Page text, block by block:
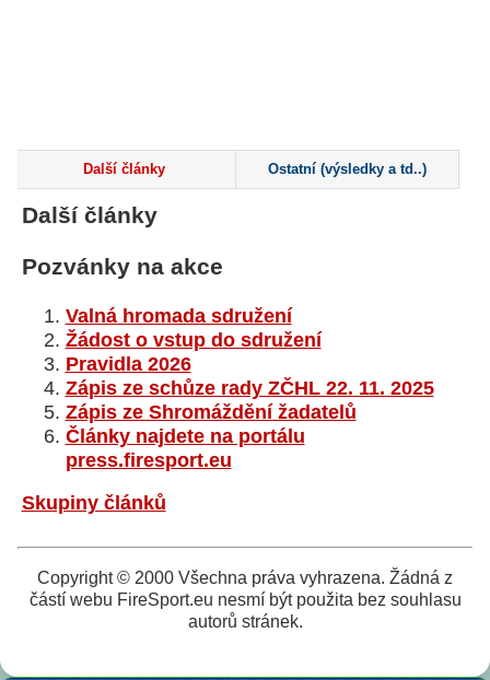
Další články Ostatní (výsledky a td..)
Další články
Pozvánky na akce
Valná hromada sdružení
Žádost o vstup do sdružení
Pravidla 2026
Zápis ze schůze rady ZČHL 22. 11. 2025
Zápis ze Shromáždění žadatelů
Články najdete na portálu
press.firesport.eu
Skupiny článků
Copyright © 2000 Všechna práva vyhrazena. Žádná z
částí webu FireSport.eu nesmí být použita bez souhlasu
autorů stránek.